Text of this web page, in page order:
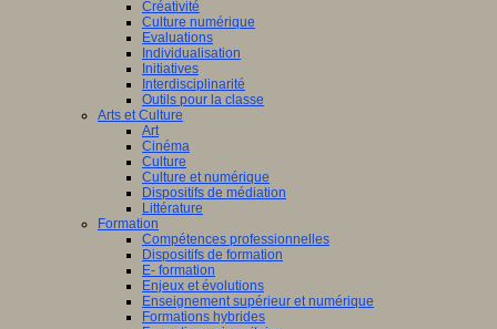
Créativité
Culture numérique
Evaluations
Individualisation
Initiatives
Interdisciplinarité
Outils pour la classe
Arts et Culture
Art
Cinéma
Culture
Culture et numérique
Dispositifs de médiation
Littérature
Formation
Compétences professionnelles
Dispositifs de formation
E- formation
Enjeux et évolutions
Enseignement supérieur et numérique
Formations hybrides